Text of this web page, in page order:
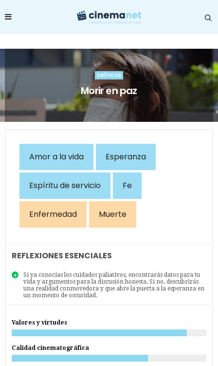
CRÍTICAS
Morir en paz
Amor a la vida Esperanza
Espíritu de servicio Fe
Enfermedad Muerte
REFLEXIONES ESENCIALES
Si ya conocías los cuidados paliativos, encontrarás datos para tu
vida y argumentos para la discusión honesta. Si no, descubrirás
una realidad conmovedora y que abre la puerta a la esperanza en
un momento de oscuridad.
Valores y virtudes
Calidad cinematográfica